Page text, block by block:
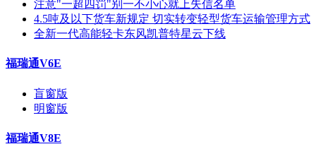
注意"一超四罚"别一不小心就上失信名单
4.5吨及以下货车新规定 切实转变轻型货车运输管理方式
全新一代高能轻卡东风凯普特星云下线
福瑞通V6E
盲窗版
明窗版
福瑞通V8E